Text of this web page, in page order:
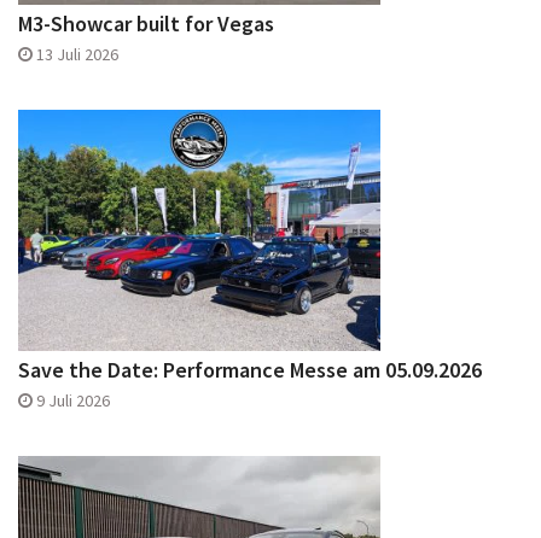
M3-Showcar built for Vegas
13 Juli 2026
Save the Date: Performance Messe am 05.09.2026
9 Juli 2026